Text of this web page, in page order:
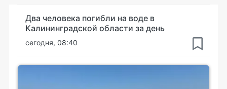
Два человека погибли на воде в
Калининградской области за день
сегодня, 08:40